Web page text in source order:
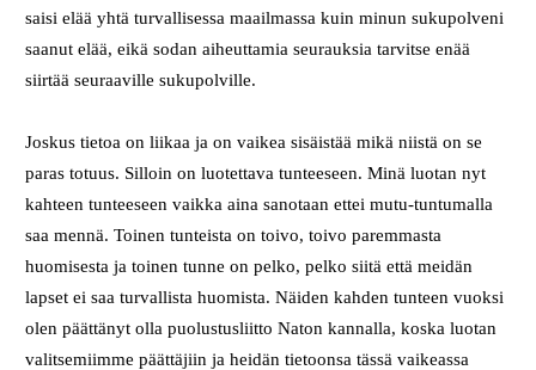
saisi elää yhtä turvallisessa maailmassa kuin minun sukupolveni
saanut elää, eikä sodan aiheuttamia seurauksia tarvitse enää
siirtää seuraaville sukupolville.
Joskus tietoa on liikaa ja on vaikea sisäistää mikä niistä on se
paras totuus. Silloin on luotettava tunteeseen. Minä luotan nyt
kahteen tunteeseen vaikka aina sanotaan ettei mutu-tuntumalla
saa mennä. Toinen tunteista on toivo, toivo paremmasta
huomisesta ja toinen tunne on pelko, pelko siitä että meidän
lapset ei saa turvallista huomista. Näiden kahden tunteen vuoksi
olen päättänyt olla puolustusliitto Naton kannalla, koska luotan
valitsemiimme päättäjiin ja heidän tietoonsa tässä vaikeassa